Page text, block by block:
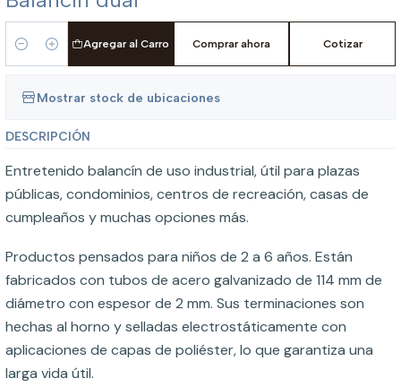
Cantidad
Agregar al Carro Comprar ahora Cotizar
Mostrar stock de ubicaciones
DESCRIPCIÓN
Entretenido balancín de uso industrial, útil para plazas
públicas, condominios, centros de recreación, casas de
cumpleaños y muchas opciones más.
Productos pensados para niños de 2 a 6 años. Están
fabricados con tubos de acero galvanizado de 114 mm de
diámetro con espesor de 2 mm. Sus terminaciones son
hechas al horno y selladas electrostáticamente con
aplicaciones de capas de poliéster, lo que garantiza una
larga vida útil.